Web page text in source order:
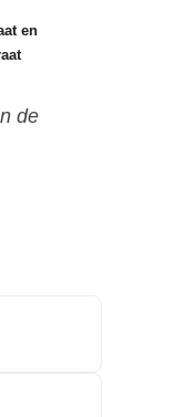
en
de
niet. Dit